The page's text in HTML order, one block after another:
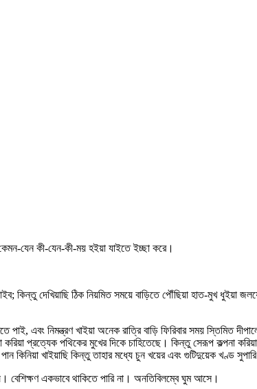
যেন কী-যেন-কী-ময় হইয়া যাইতে ইচ্ছা করে।
কিন্তু দেখিয়াছি ঠিক নিয়মিত সময়ে বাড়িতে পৌঁছিয়া হাত-মুখ
পাই, এবং নিমন্ত্রণ খাইয়া অনেক রাত্রি বাড়ি ফিরিবার সময় স্তিমিত
প্রত্যেক পথিকের মুখের দিকে চাহিতেছে। কিন্তু সেরূপ কল্পনা
খাইয়াছি কিন্তু তাহার মধ্যে চুন খয়ের এবং গুটিদুয়েক খণ্ড
বেশিক্ষণ একভাবে থাকিতে পারি না। অনতিবিলম্বে ঘুম আসে।